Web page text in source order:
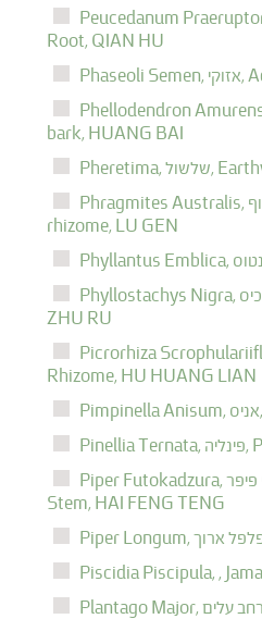
Peucedanum
Root, QIAN HU
Phaseoli Semen,
אזוקי,
Phellodendron
bark, HUANG BAI
Pheretima,
שלשול,
Phragmites Australis,
rhizome, LU GEN
Phyllantus Emblica,
Phyllostachys Nigra,
ZHU RU
Picrorhiza
Rhizome, HU HUANG LIAN
Pimpinella Anisum,
אניס,
Pinellia Ternata,
פינליה,
Piper Futokadzura,
Stem, HAI FENG TENG
Piper Longum,
Piscidia Piscipula, ,
Plantago Major,